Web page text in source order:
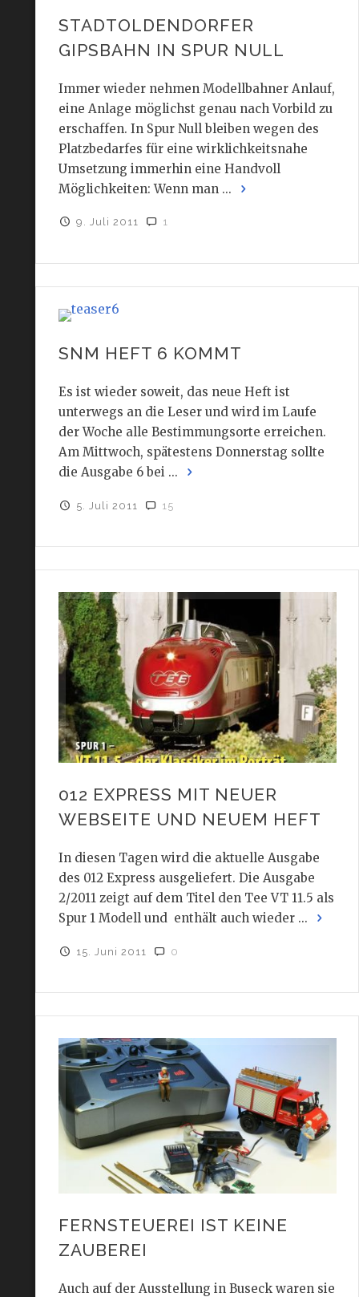
STADTOLDENDORFER
GIPSBAHN IN SPUR NULL
Immer wieder nehmen Modellbahner Anlauf,
eine Anlage möglichst genau nach Vorbild zu
erschaffen. In Spur Null bleiben wegen des
Platzbedarfes für eine wirklichkeitsnahe
Umsetzung immerhin eine Handvoll
Möglichkeiten: Wenn man ...
9. Juli 2011 1
SNM HEFT 6 KOMMT
Es ist wieder soweit, das neue Heft ist
unterwegs an die Leser und wird im Laufe
der Woche alle Bestimmungsorte erreichen.
Am Mittwoch, spätestens Donnerstag sollte
die Ausgabe 6 bei ...
5. Juli 2011 15
012 EXPRESS MIT NEUER
WEBSEITE UND NEUEM HEFT
In diesen Tagen wird die aktuelle Ausgabe
des 012 Express ausgeliefert. Die Ausgabe
2/2011 zeigt auf dem Titel den Tee VT 11.5 als
Spur 1 Modell und enthält auch wieder ...
15. Juni 2011 0
FERNSTEUEREI IST KEINE
ZAUBEREI
Auch auf der Ausstellung in Buseck waren sie